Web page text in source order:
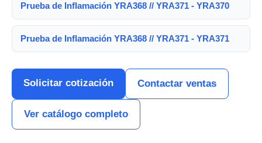
Prueba de Inflamación YRA368 // YRA371 - YRA370
Prueba de Inflamación YRA368 // YRA371 - YRA371
Solicitar cotización Contactar ventas
Ver catálogo completo